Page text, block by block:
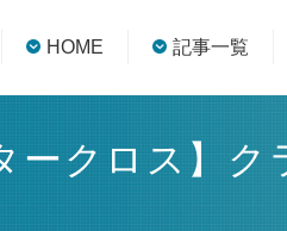
HOME 記事一覧
ークロス】